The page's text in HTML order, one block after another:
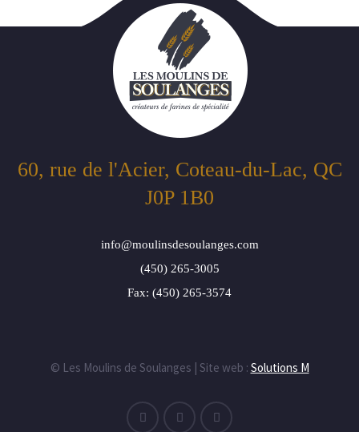
60, rue de l'Acier, Coteau-du-Lac, QC
J0P 1B0
info@moulinsdesoulanges.com
(450) 265-3005
Fax: (450) 265-3574
© Les Moulins de Soulanges | Site web : Solutions M